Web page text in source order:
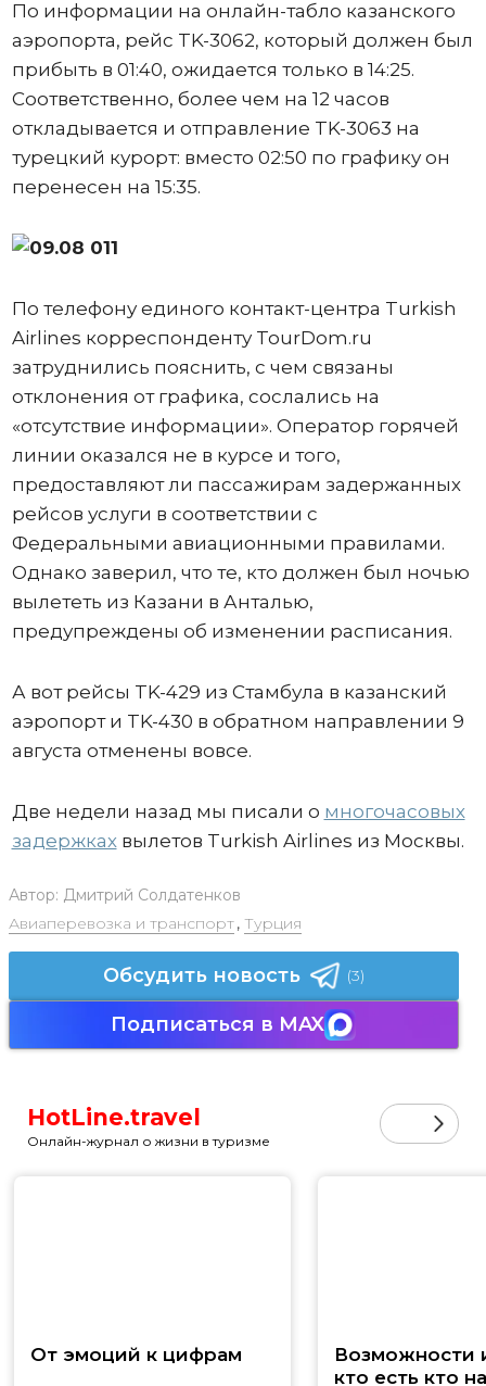
По информации на онлайн-табло казанского
аэропорта, рейс TK-3062, который должен был
прибыть в 01:40, ожидается только в 14:25.
Соответственно, более чем на 12 часов
откладывается и отправление TK-3063 на
турецкий курорт: вместо 02:50 по графику он
перенесен на 15:35.
По телефону единого контакт-центра Turkish
Airlines корреспонденту TourDom.ru
затруднились пояснить, с чем связаны
отклонения от графика, сослались на
«отсутствие информации». Оператор горячей
линии оказался не в курсе и того,
предоставляют ли пассажирам задержанных
рейсов услуги в соответствии с
Федеральными авиационными правилами.
Однако заверил, что те, кто должен был ночью
вылететь из Казани в Анталью,
предупреждены об изменении расписания.
А вот рейсы TK-429 из Стамбула в казанский
аэропорт и TK-430 в обратном направлении 9
августа отменены вовсе.
Две недели назад мы писали о многочасовых
задержкахвылетов Turkish Airlines из Москвы.
Автор: Дмитрий Солдатенков
Авиаперевозка и транспорт, Турция
Обсудить новость (3)
Подписаться в MAX
HotLine.travel
Онлайн-журнал о жизни в туризме
От эмоций к цифрам
Возможности
кто есть кто